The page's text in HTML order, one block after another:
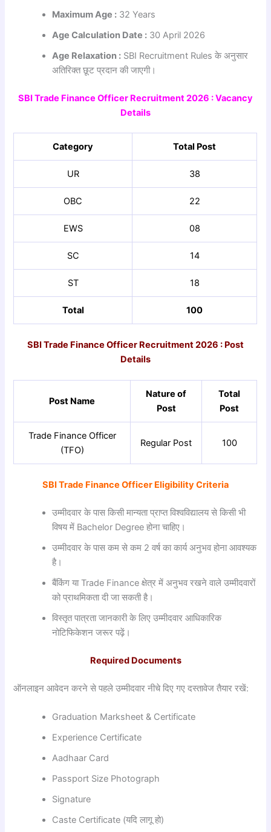
Maximum Age : 32 Years
Age Calculation Date : 30 April 2026
Age Relaxation : SBI Recruitment Rules के अनुसार
अतिरिक्त छूट प्रदान की जाएगी।
SBI Trade Finance Officer Recruitment 2026 : Vacancy
Details
Category Total Post
UR 38
OBC 22
EWS 08
SC 14
ST 18
Total 100
SBI Trade Finance Officer Recruitment 2026 : Post
Details
Post Name
Nature of
Post
Total
Post
Trade Finance Officer
(TFO)
Regular Post 100
SBI Trade Finance Officer Eligibility Criteria
उम्मीदवार के पास किसी मान्यता प्राप्त विश्वविद्यालय से किसी भी
विषय में Bachelor Degree होना चाहिए।
उम्मीदवार के पास कम से कम 2 वर्ष का कार्य अनुभव होना आवश्यक
है।
बैंकिंग या Trade Finance क्षेत्र में अनुभव रखने वाले उम्मीदवारों
को प्राथमिकता दी जा सकती है।
विस्तृत पात्रता जानकारी के लिए उम्मीदवार आधिकारिक
नोटिफिकेशन जरूर पढ़ें।
Required Documents
ऑनलाइन आवेदन करने से पहले उम्मीदवार नीचे दिए गए दस्तावेज तैयार रखें:
Graduation Marksheet & Certificate
Experience Certificate
Aadhaar Card
Passport Size Photograph
Signature
Caste Certificate (यदि लागू हो)